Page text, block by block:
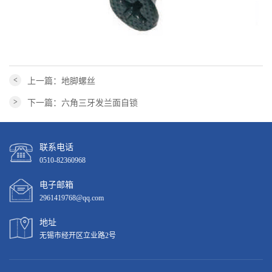
< 上一篇：地脚螺丝
> 下一篇：六角三牙发兰面自锁
联系电话
0510-82360968
电子邮箱
2961419768@qq.com
地址
无锡市经开区立业路2号